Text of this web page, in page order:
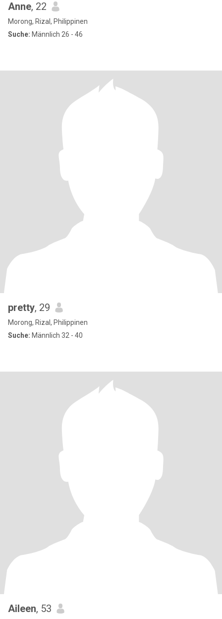
Anne, 22
Morong, Rizal, Philippinen
Suche: Männlich 26 - 46
pretty, 29
Morong, Rizal, Philippinen
Suche: Männlich 32 - 40
Aileen, 53